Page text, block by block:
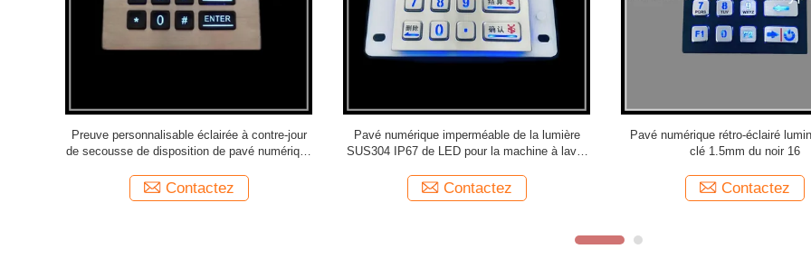
Clavier imperméable en métal de Digital de
contrôle d'accès du pavé IP65 numérique
Contactez
clavier principal en métal de Digital du clavier
24 résistants rétro-éclairés de vandale de la
Contactez
Clavier rétro-éclairé imperméable
inoxydable 4x4 Matrix du pavé
Contactez